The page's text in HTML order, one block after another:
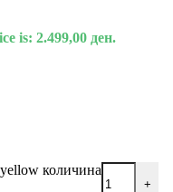
is: 2.499,00 ден.
количина
+